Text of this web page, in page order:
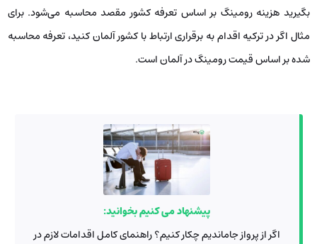
بگیرید هزینه رومینگ بر اساس تعرفه کشور مقصد محاسبه می‌شود. برای
مثال اگر در ترکیه اقدام به برقراری ارتباط با کشور آلمان کنید، تعرفه محاسبه
شده بر اساس قیمت رومینگ در آلمان است.
پیشنهاد می کنیم بخوانید:
اگر از پرواز جاماندیم چکار کنیم؟ راهنمای کامل اقدامات لازم در